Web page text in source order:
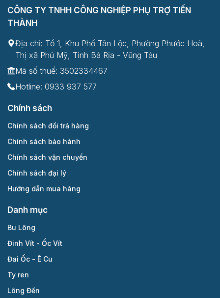
CÔNG TY TNHH CÔNG NGHIỆP PHỤ TRỢ TIẾN
THÀNH
Địa chỉ: Tổ 1, Khu Phố Tân Lộc, Phường Phước Hoà,
Thị xã Phú Mỹ, Tỉnh Bà Rịa - Vũng Tàu
Mã số thuế: 3502334467
Hotline: 0933 937 577
Chính sách
Chính sách đổi trả hàng
Chính sách bảo hành
Chính sách vận chuyển
Chính sách đại lý
Hướng dẫn mua hàng
Danh mục
Bu Lông
Đinh Vít - Ốc Vít
Đai Ốc - Ê Cu
Ty ren
Lông Đền